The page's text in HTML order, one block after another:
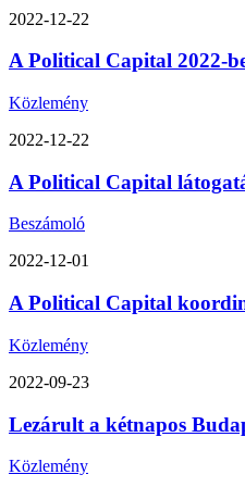
2022-12-22
A Political Capital 2022-
Közlemény
2022-12-22
A Political Capital
Beszámoló
2022-12-01
A Political Capital
Közlemény
2022-09-23
Lezárult a kétnapos
Közlemény